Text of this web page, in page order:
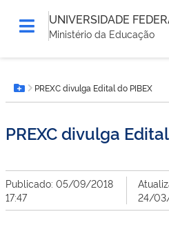
UNIVERSIDADE
Ministério da Educação
está
aqui:Botão Menu
PREXC divulga Edital do PIBEX
PREXC divulga
Publicado: 05/09/2018
17:47
24/